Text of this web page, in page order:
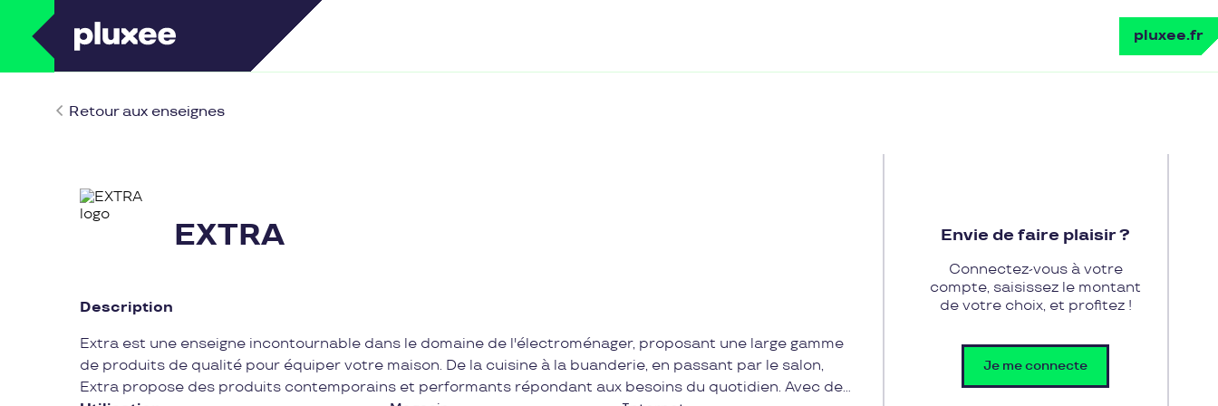
pluxee.fr
Retour aux enseignes
EXTRA
Description
Extra est une enseigne incontournable dans le domaine de l'électroménager, proposant une large gamme
de produits de qualité pour équiper votre maison. De la cuisine à la buanderie, en passant par le salon,
Extra propose des produits contemporains et performants répondant aux besoins du quotidien. Avec des
Envie de faire plaisir ?
Connectez-vous à votre
compte, saisissez le montant
de votre choix, et profitez !
Je me connecte